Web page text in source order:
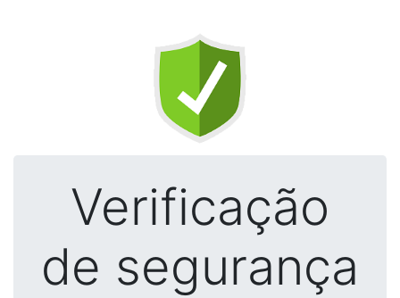
Verificação
de segurança